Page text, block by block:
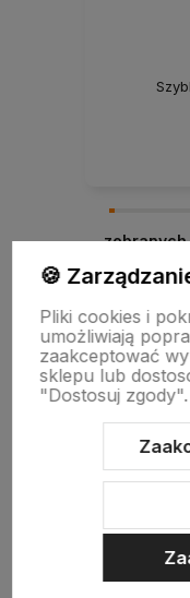
Sklep internetowy
🍪
Pliki cookies i
umożliwiają
zaakceptować
sklepu lub
"Dostosuj zgody".